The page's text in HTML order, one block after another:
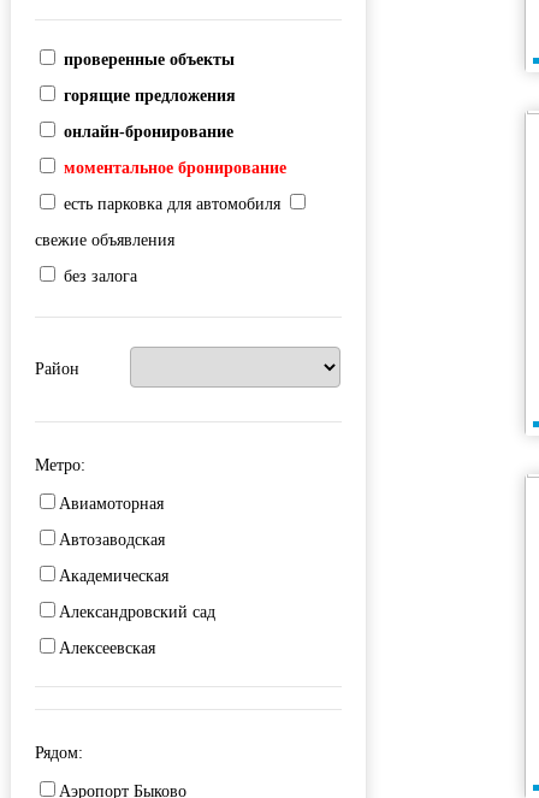
проверенные объекты
горящие предложения
онлайн-бронирование
моментальное бронирование
есть парковка для автомобиля
свежие объявления
без залога
Район
Метро:
Авиамоторная
Автозаводская
Академическая
Александровский сад
Алексеевская
Алма-Атинская
Аминьевская
Андроновка
Рядом:
Аэропорт Быково